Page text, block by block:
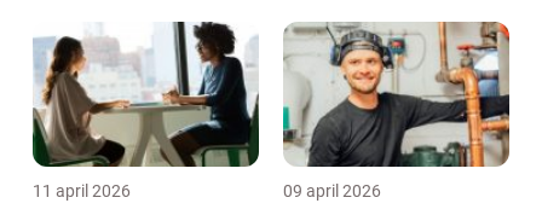
11 april 2026 09 april 2026